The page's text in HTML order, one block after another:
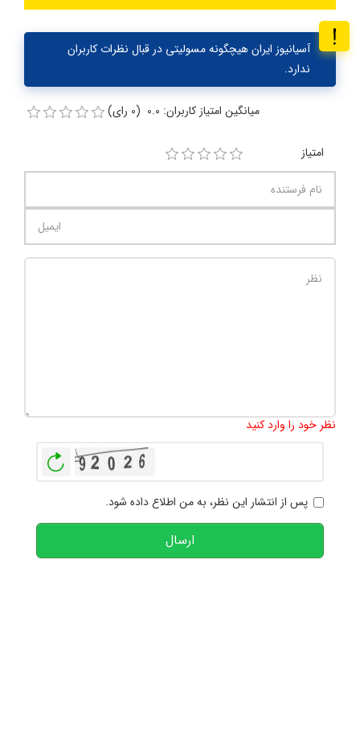
آسیانیوز ایران هیچگونه مسولیتی در قبال نظرات کاربران
ندارد.
میانگین امتیاز کاربران: 0.0 (0 رای)
امتیاز
نظر خود را وارد کنید
پس از انتشار این نظر، به من اطلاع داده شود.
ارسال